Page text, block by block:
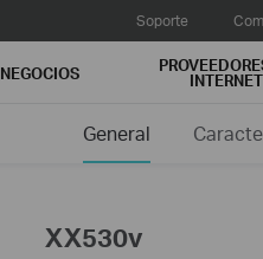
Soporte
NEGOCIOS INTERNET
General
XX530v